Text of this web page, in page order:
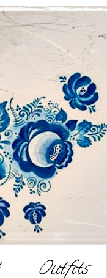
Outfits